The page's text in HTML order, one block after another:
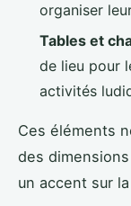
organiser
Tables et
de lieu pour
activités
Ces éléments
des
un accent sur la